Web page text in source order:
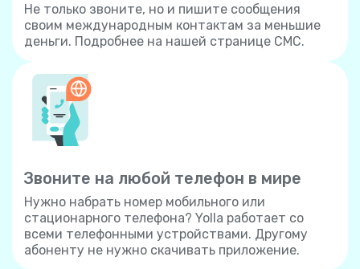
Не только звоните, но и пишите сообщения
своим международным контактам за меньшие
деньги. Подробнее на нашей странице СМС.
Звоните на любой телефон в мире
Нужно набрать номер мобильного или
стационарного телефона? Yolla работает со
всеми телефонными устройствами. Другому
абоненту не нужно скачивать приложение.